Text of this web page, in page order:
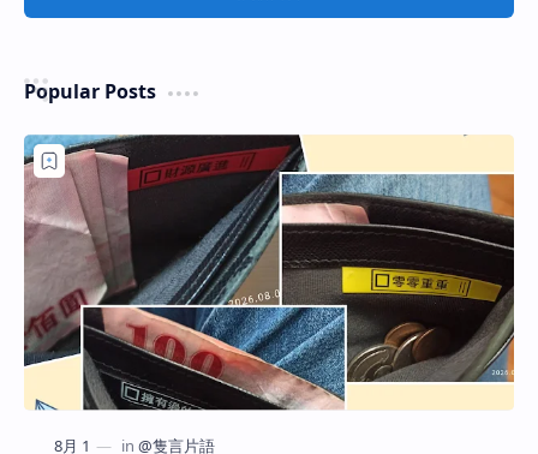
Popular Posts